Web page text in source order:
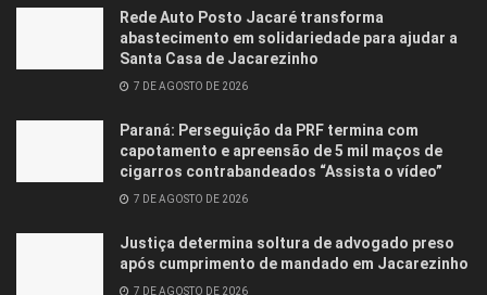
Rede Auto Posto Jacaré transforma
abastecimento em solidariedade para ajudar a
Santa Casa de Jacarezinho
7 DE AGOSTO DE 2026
Paraná: Perseguição da PRF termina com
capotamento e apreensão de 5 mil maços de
cigarros contrabandeados “Assista o vídeo”
7 DE AGOSTO DE 2026
Justiça determina soltura de advogado preso
após cumprimento de mandado em Jacarezinho
7 DE AGOSTO DE 2026